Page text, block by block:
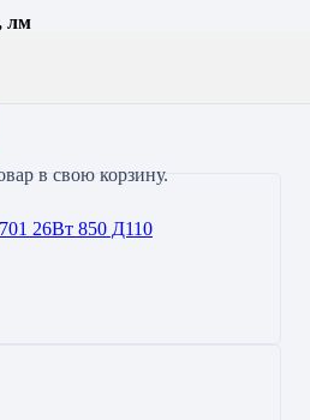
в свою корзину.
лм
26Вт 850 Д110